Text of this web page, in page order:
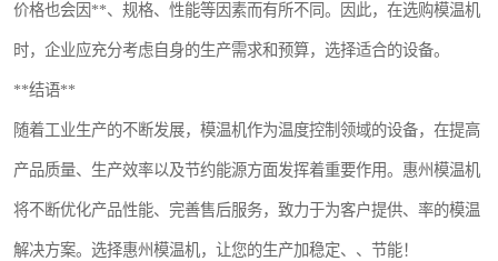
价格也会因**、规格、性能等因素而有所不同。因此，在选购模温机
时，企业应充分考虑自身的生产需求和预算，选择适合的设备。
**结语**
随着工业生产的不断发展，模温机作为温度控制领域的设备，在提高
产品质量、生产效率以及节约能源方面发挥着重要作用。惠州模温机
将不断优化产品性能、完善售后服务，致力于为客户提供、率的模温
解决方案。选择惠州模温机，让您的生产加稳定、、节能！